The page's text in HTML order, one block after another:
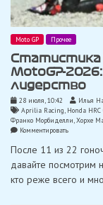
Moto GP Прочее
Статистика
MotoGP-
лидерство
28 июля, 10:42
Илья
Aprilia Racing, Honda
Франко Морбиделли,Хорхе
Комментироватьon
аварий
середине
сезона
После 11 из 22
давайте посмотрим
кто реже всего и